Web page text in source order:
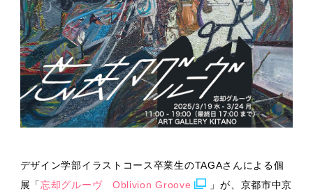
デザイン学部イラストコース卒業生のTAGAさんによる個
展「忘却グルーヴ Oblivion Groove
」が、京都市中京